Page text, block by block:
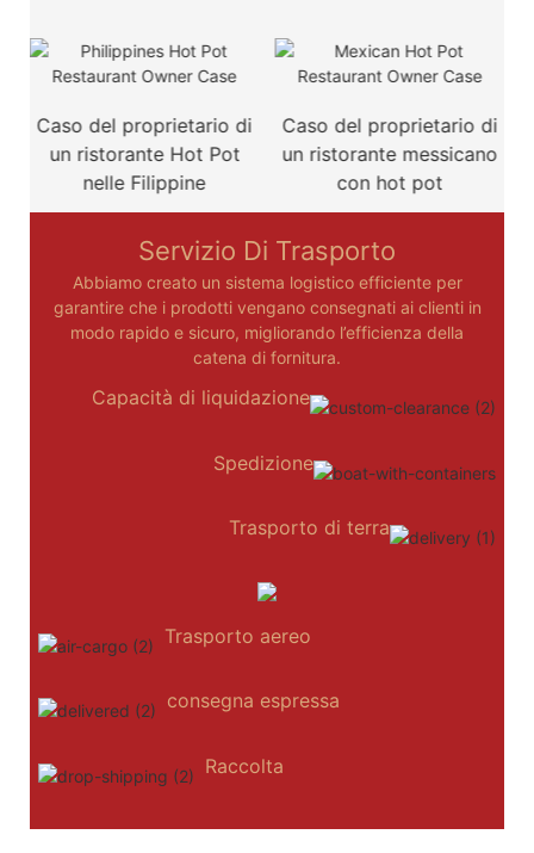
Caso del proprietario di
un ristorante Hot Pot
nelle Filippine
Caso del proprietario di
un ristorante messicano
con hot pot
Servizio Di Trasporto
Abbiamo creato un sistema logistico efficiente per
garantire che i prodotti vengano consegnati ai clienti in
modo rapido e sicuro, migliorando l’efficienza della
catena di fornitura.
Capacità di liquidazione
Spedizione
Trasporto di terra
Trasporto aereo
consegna espressa
Raccolta